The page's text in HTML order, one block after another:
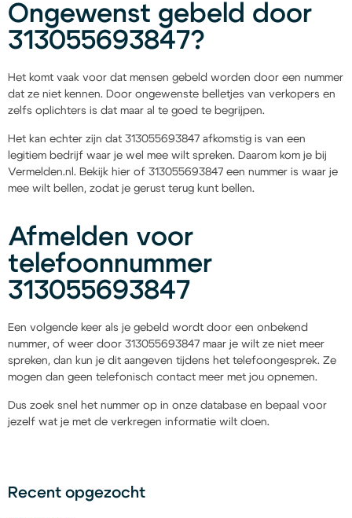
Ongewenst gebeld door
313055693847?
Het komt vaak voor dat mensen gebeld worden door een nummer
dat ze niet kennen. Door ongewenste belletjes van verkopers en
zelfs oplichters is dat maar al te goed te begrijpen.
Het kan echter zijn dat 313055693847 afkomstig is van een
legitiem bedrijf waar je wel mee wilt spreken. Daarom kom je bij
Vermelden.nl. Bekijk hier of 313055693847 een nummer is waar je
mee wilt bellen, zodat je gerust terug kunt bellen.
Afmelden voor
telefoonnummer
313055693847
Een volgende keer als je gebeld wordt door een onbekend
nummer, of weer door 313055693847 maar je wilt ze niet meer
spreken, dan kun je dit aangeven tijdens het telefoongesprek. Ze
mogen dan geen telefonisch contact meer met jou opnemen.
Dus zoek snel het nummer op in onze database en bepaal voor
jezelf wat je met de verkregen informatie wilt doen.
Recent opgezocht